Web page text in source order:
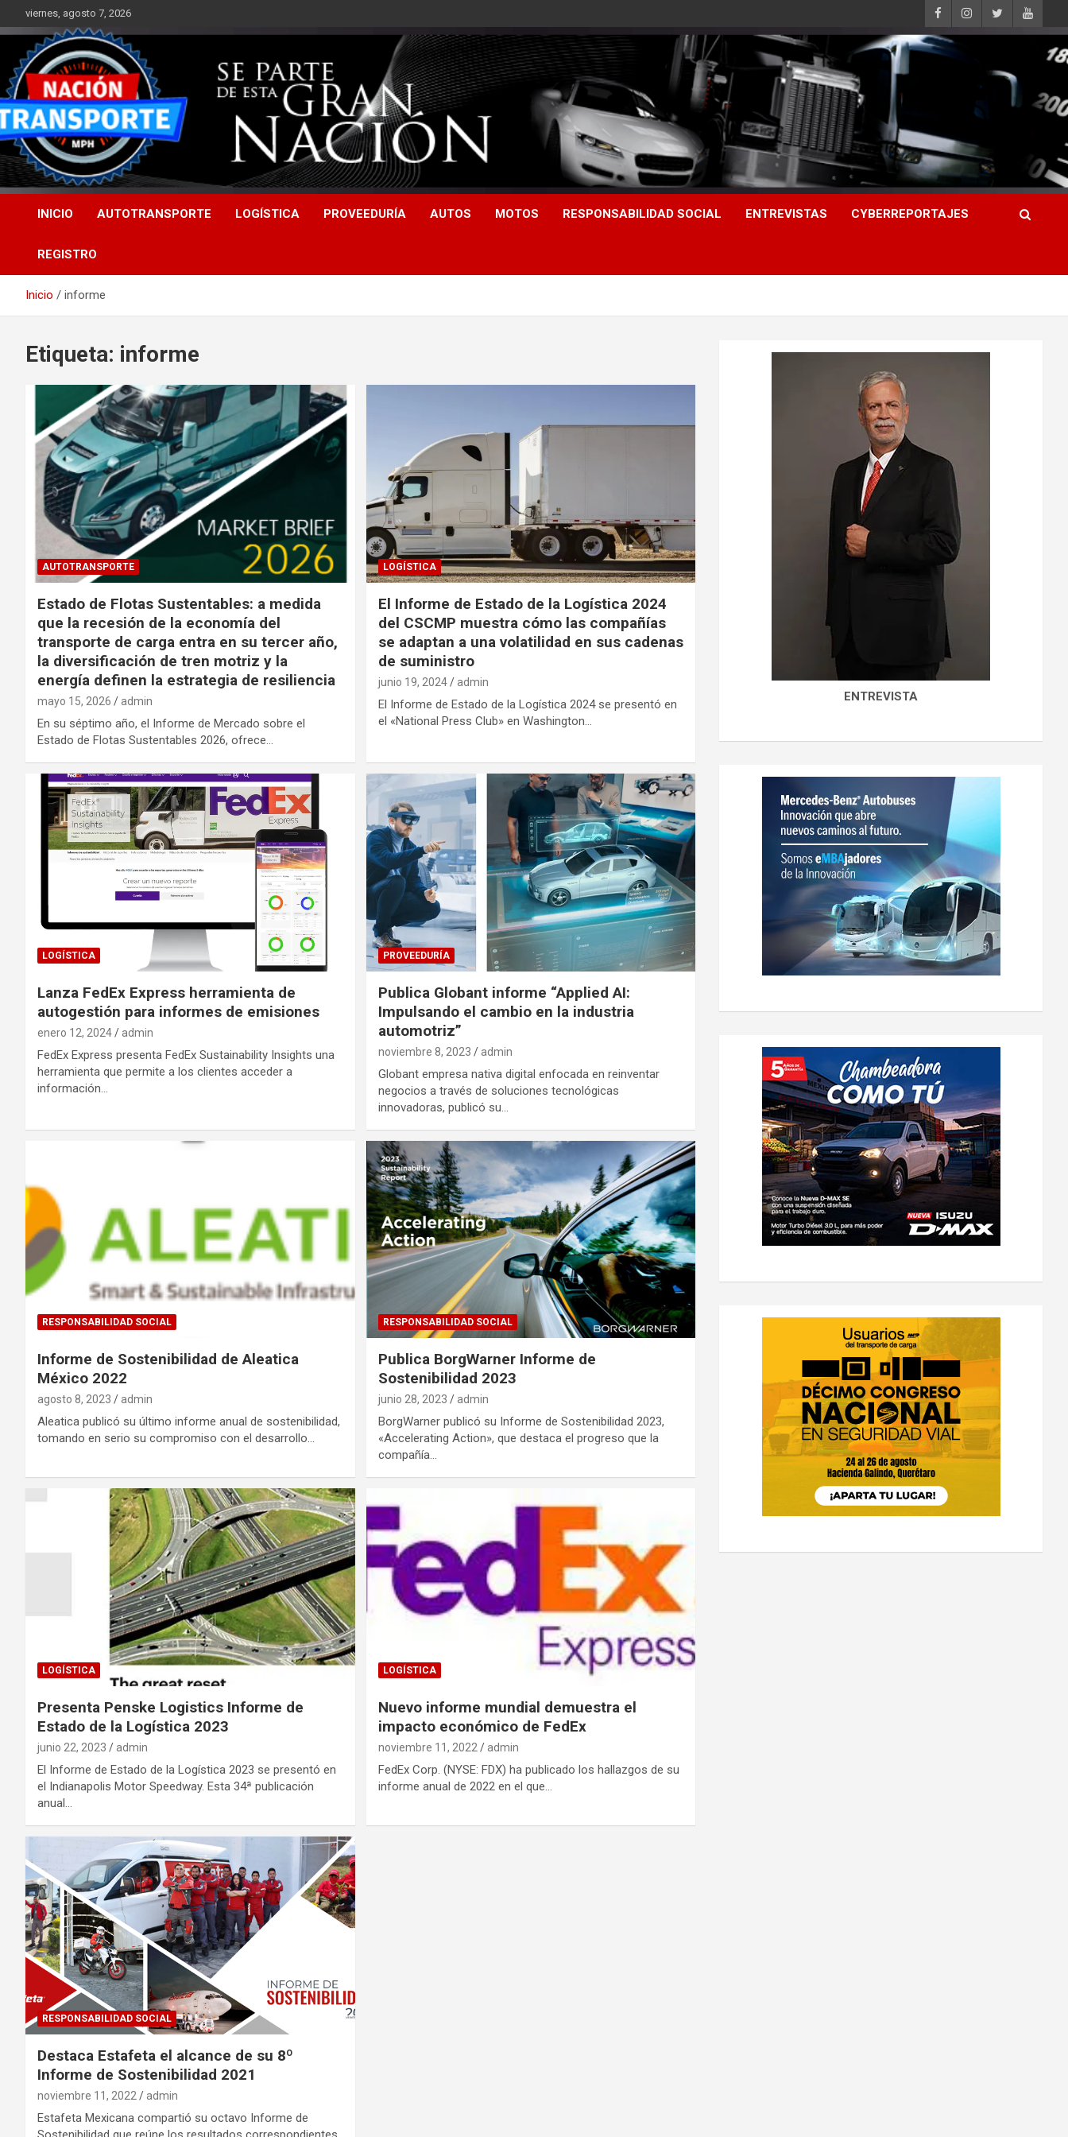
al
contenido
viernes, agosto 7, 2026
INICIO AUTOTRANSPORTE LOGÍSTICA PROVEEDURÍA AUTOS MOTOS RESPONSABILIDAD SOCIAL ENTREVISTAS CYBERREPORTAJES
REGISTRO
Inicio informe
Etiqueta: informe
AUTOTRANSPORTE
Estado de Flotas Sustentables: a medida
que la recesión de la economía del
transporte de carga entra en su tercer año,
la diversificación de tren motriz y la
energía definen la estrategia de resiliencia
mayo 15, 2026 admin
En su séptimo año, el Informe de Mercado sobre el
Estado de Flotas Sustentables 2026, ofrece…
LOGÍSTICA
El Informe de Estado de la Logística 2024
del CSCMP muestra cómo las compañías
se adaptan a una volatilidad en sus cadenas
de suministro
junio 19, 2024 admin
El Informe de Estado de la Logística 2024 se presentó en
el «National Press Club» en Washington…
LOGÍSTICA
Lanza FedEx Express herramienta de
autogestión para informes de emisiones
enero 12, 2024 admin
FedEx Express presenta FedEx Sustainability Insights una
herramienta que permite a los clientes acceder a
información…
PROVEEDURÍA
Publica Globant informe “Applied AI:
Impulsando el cambio en la industria
automotriz”
noviembre 8, 2023 admin
Globant empresa nativa digital enfocada en reinventar
negocios a través de soluciones tecnológicas
innovadoras, publicó su…
RESPONSABILIDAD SOCIAL
Informe de Sostenibilidad de Aleatica
México 2022
agosto 8, 2023 admin
Aleatica publicó su último informe anual de sostenibilidad,
tomando en serio su compromiso con el desarrollo…
RESPONSABILIDAD SOCIAL
Publica BorgWarner Informe de
Sostenibilidad 2023
junio 28, 2023 admin
BorgWarner publicó su Informe de Sostenibilidad 2023,
«Accelerating Action», que destaca el progreso que la
compañía…
LOGÍSTICA
Presenta Penske Logistics Informe de
Estado de la Logística 2023
junio 22, 2023 admin
El Informe de Estado de la Logística 2023 se presentó en
el Indianapolis Motor Speedway. Esta 34ª publicación
anual…
LOGÍSTICA
Nuevo informe mundial demuestra el
impacto económico de FedEx
noviembre 11, 2022 admin
FedEx Corp. (NYSE: FDX) ha publicado los hallazgos de su
informe anual de 2022 en el que…
RESPONSABILIDAD SOCIAL
Destaca Estafeta el alcance de su 8º
Informe de Sostenibilidad 2021
noviembre 11, 2022 admin
Estafeta Mexicana compartió su octavo Informe de
ENTREVISTA